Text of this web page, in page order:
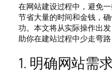
在网站建设过程中，避免
节省大量的时间和金钱，
功。本文将从实际操作出
助你在建站过程中少走弯路
1. 明确网站需